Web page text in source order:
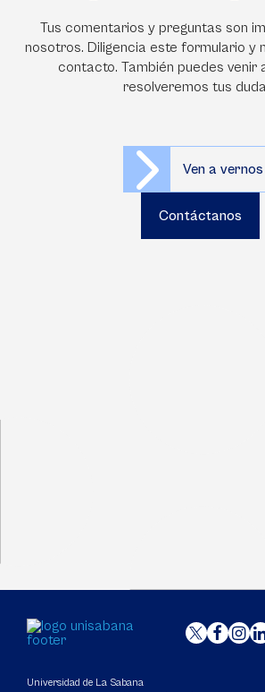
Tus comentarios y preguntas son
nosotros. Diligencia este formulario y
contacto. También puedes venir
resolveremos tus
Ven a vernos
Contáctanos
Universidad de La Sabana